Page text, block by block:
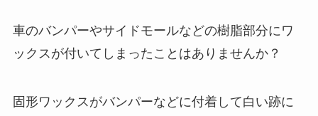
車のバンパーやサイドモールなどの樹脂部分にワ
ックスが付いてしまったことはありませんか？
固形ワックスがバンパーなどに付着して白い跡に